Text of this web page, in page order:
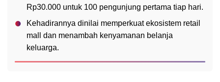
Rp30.000 untuk 100 pengunjung pertama tiap hari.
Kehadirannya dinilai memperkuat ekosistem retail
mall dan menambah kenyamanan belanja
keluarga.